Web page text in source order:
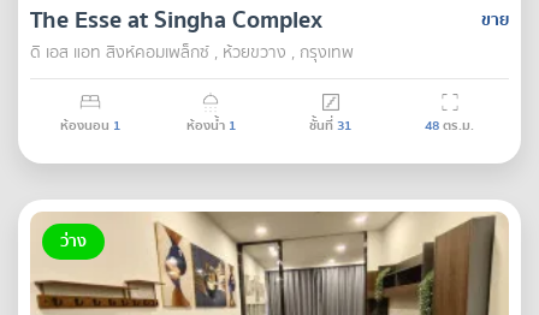
ขาย
The Esse at Singha Complex
ดิ เอส แอท สิงห์คอมเพล็กซ์ , ห้วยขวาง , กรุงเทพ
ห้องนอน 1 ห้องน้ำ 1 ชั้นที่31 48ตร.ม.
ว่าง